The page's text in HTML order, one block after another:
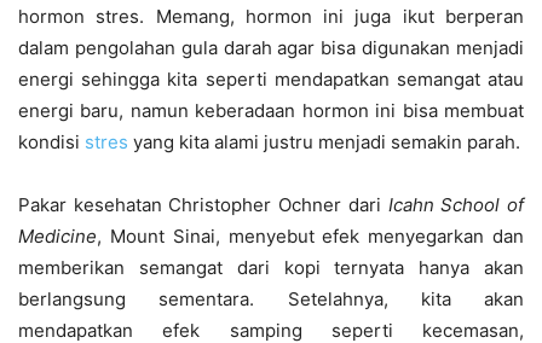
hormon stres. Memang, hormon ini juga ikut berperan
dalam pengolahan gula darah agar bisa digunakan menjadi
energi sehingga kita seperti mendapatkan semangat atau
energi baru, namun keberadaan hormon ini bisa membuat
kondisi stres yang kita alami justru menjadi semakin parah.
Pakar kesehatan Christopher Ochner dari Icahn School of
Medicine, Mount Sinai, menyebut efek menyegarkan dan
memberikan semangat dari kopi ternyata hanya akan
berlangsung sementara. Setelahnya, kita akan
mendapatkan efek samping seperti kecemasan,